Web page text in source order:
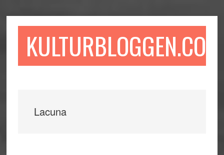
till
till
sidofältet
till
KULTURBLOGGEN.COM
Lacuna